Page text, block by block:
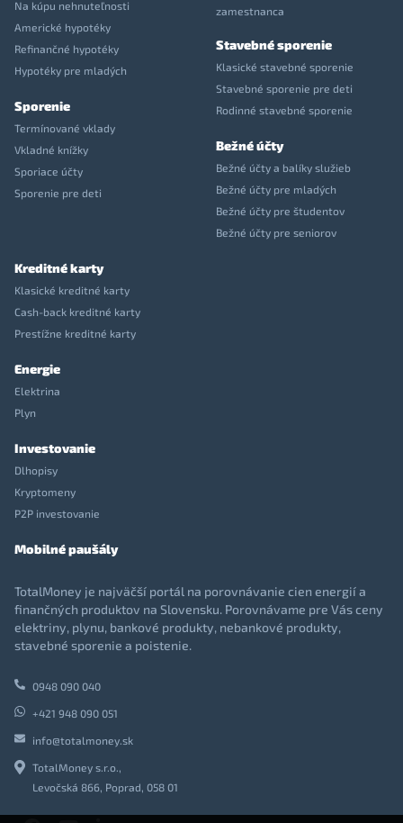
Na kúpu nehnuteľnosti
Americké hypotéky
Refinančné hypotéky
Hypotéky pre mladých
Sporenie
Termínované vklady
Vkladné knížky
Sporiace účty
Sporenie pre deti
zamestnanca
Stavebné sporenie
Klasické stavebné sporenie
Stavebné sporenie pre deti
Rodinné stavebné sporenie
Bežné účty
Bežné účty a balíky služieb
Bežné účty pre mladých
Bežné účty pre študentov
Bežné účty pre seniorov
Kreditné karty
Klasické kreditné karty
Cash-back kreditné karty
Prestížne kreditné karty
Energie
Elektrina
Plyn
Investovanie
Dlhopisy
Kryptomeny
P2P investovanie
Mobilné paušály
TotalMoney je najväčší portál na porovnávanie cien energií a
finančných produktov na Slovensku. Porovnávame pre Vás ceny
elektriny, plynu, bankové produkty, nebankové produkty,
stavebné sporenie a poistenie.
0948 090 040
+421 948 090 051
info@totalmoney.sk
TotalMoney s.r.o.,
Levočská 866, Poprad, 058 01